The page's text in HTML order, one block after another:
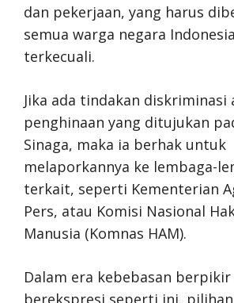
dan pekerjaan, yang harus
semua warga negara
terkecuali.
Jika ada tindakan diskriminasi
penghinaan yang ditujukan
Sinaga, maka ia berhak untuk
melaporkannya ke lembaga-
terkait, seperti Kementerian
Pers, atau Komisi Nasional
Manusia (Komnas HAM).
Dalam era kebebasan berpikir
berekspresi seperti ini,